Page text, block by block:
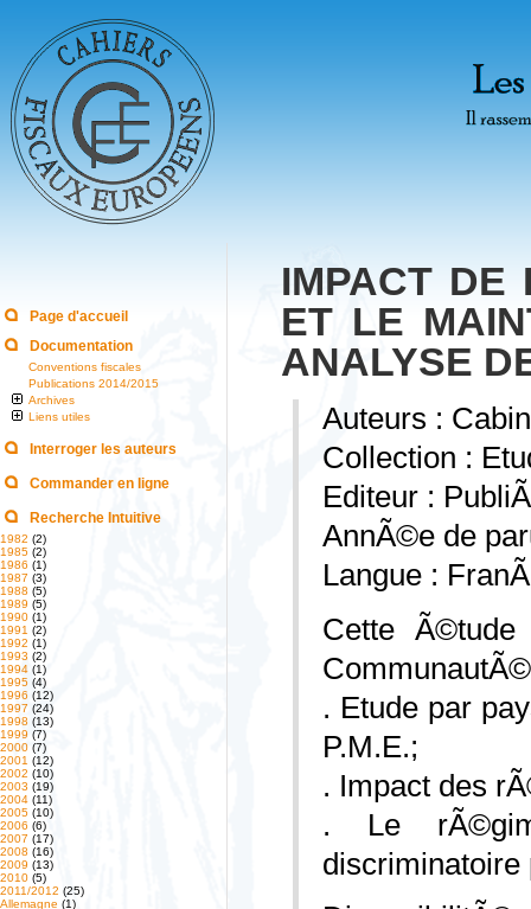
Page d'accueil
Documentation
Conventions fiscales
Publications 2014/2015
Archives
Liens utiles
Interroger les auteurs
Commander en ligne
Recherche Intuitive
1982 (2)
1985 (2)
1986 (1)
1987 (3)
1988 (5)
1989 (5)
1990 (1)
1991 (2)
1992 (1)
1993 (2)
1994 (1)
1995 (4)
1996 (12)
1997 (24)
1998 (13)
1999 (7)
2000 (7)
2001 (12)
2002 (10)
2003 (19)
2004 (11)
2005 (10)
2006 (6)
2007 (17)
2008 (16)
2009 (13)
2010 (5)
2011/2012 (25)
Allemagne (1)
IMPACT DE
ET LE
ANALYSE
Auteurs :
Collection :
Editeur :
AnnÃ©e de
Langue :
Cette
. Etude par
P.M.E.;
. Impact des
. Le
discriminatoire